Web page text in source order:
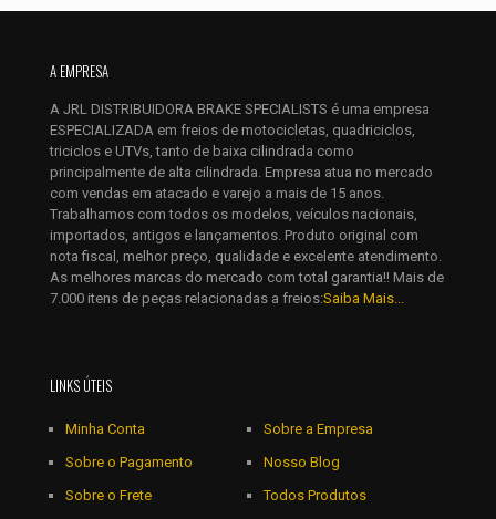
mail*
Salvar meus dados neste navegador para a próxima vez que
eu comentar.
A EMPRESA
A JRL DISTRIBUIDORA BRAKE SPECIALISTS é uma empresa
ESPECIALIZADA em freios de motocicletas, quadriciclos,
triciclos e UTVs, tanto de baixa cilindrada como
principalmente de alta cilindrada. Empresa atua no mercado
com vendas em atacado e varejo a mais de 15 anos.
Trabalhamos com todos os modelos, veículos nacionais,
importados, antigos e lançamentos. Produto original com
nota fiscal, melhor preço, qualidade e excelente atendimento.
As melhores marcas do mercado com total garantia!! Mais de
7.000 itens de peças relacionadas a freios:Saiba Mais...
LINKS ÚTEIS
Minha Conta
Sobre o Pagamento
Sobre o Frete
Sobre a Empresa
Nosso Blog
Todos Produtos